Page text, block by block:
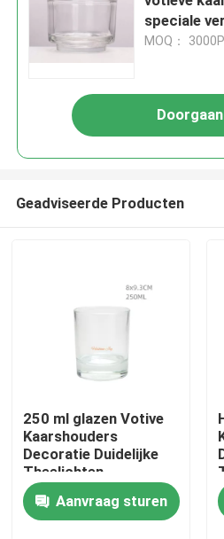
Producten
Over ons
speciale
MOQ：
Doorgaan
Geadviseerde Producten
250 ml glazen Votive
Kaarshouders
Decoratie Duidelijke
Theelichten
Kaarshouders
Aanvraag sturen